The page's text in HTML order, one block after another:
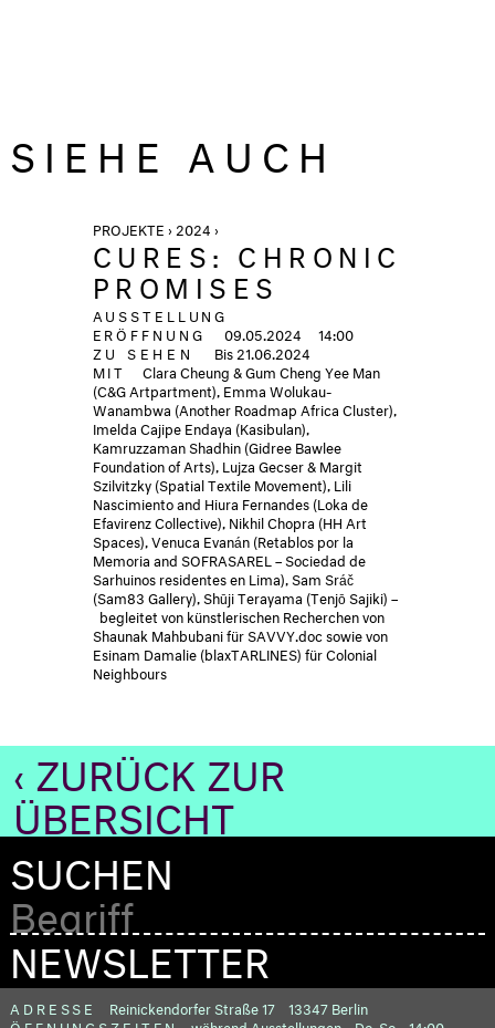
SIEHE AUCH
PROJEKTE › 2024 ›
CURES: CHRONIC
PROMISES
AUSSTELLUNG
ERÖFFNUNG
09.05.2024
14:00
ZU SEHEN
Bis 21.06.2024
MIT
Clara Cheung & Gum Cheng Yee Man
(C&G Artpartment), Emma Wolukau-
Wanambwa (Another Roadmap Africa Cluster),
Imelda Cajipe Endaya (Kasibulan),
Kamruzzaman Shadhin (Gidree Bawlee
Foundation of Arts), Lujza Gecser & Margit
Szilvitzky (Spatial Textile Movement), Lili
Nascimiento and Hiura Fernandes (Loka de
Efavirenz Collective), Nikhil Chopra (HH Art
Spaces), Venuca Evanán (Retablos por la
Memoria and SOFRASAREL – Sociedad de
Sarhuinos residentes en Lima), Sam Sráč
(Sam83 Gallery), Shūji Terayama (Tenjō Sajiki) –
begleitet von künstlerischen Recherchen von
Shaunak Mahbubani für SAVVY.doc sowie von
Esinam Damalie (blaxTARLINES) für Colonial
Neighbours
‹ ZURÜCK ZUR
ÜBERSICHT
SUCHEN
NEWSLETTER
ADRESSE Reinickendorfer Straße 17
13347 Berlin